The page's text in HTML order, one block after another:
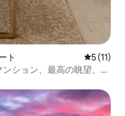
ト レビュー
5 (11)
ション、最高の眺望、プ